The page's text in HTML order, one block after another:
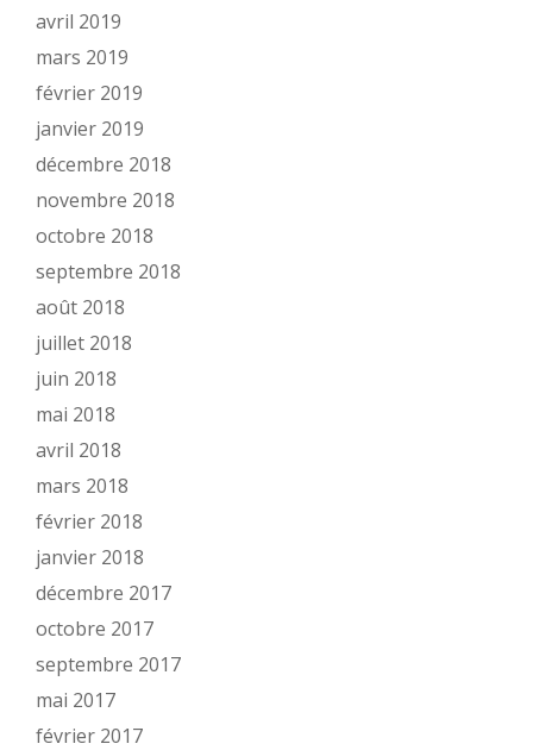
avril 2019
mars 2019
février 2019
janvier 2019
décembre 2018
novembre 2018
octobre 2018
septembre 2018
août 2018
juillet 2018
juin 2018
mai 2018
avril 2018
mars 2018
février 2018
janvier 2018
décembre 2017
octobre 2017
septembre 2017
mai 2017
février 2017